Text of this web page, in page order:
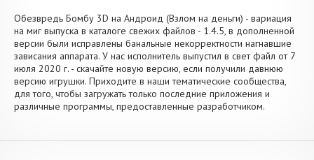
Обезвредь Бомбу 3D на Андроид (Взлом на деньги) - вариация
на миг выпуска в каталоге свежих файлов - 1.4.5, в дополненной
версии были исправлены банальные некорректности нагнавшие
зависания аппарата. У нас исполнитель выпустил в свет файл от 7
июля 2020 г. - скачайте новую версию, если получили давнюю
версию игрушки. Приходите в наши тематические сообщества,
для того, чтобы загружать только последние приложения и
различные программы, предоставленные разработчиком.